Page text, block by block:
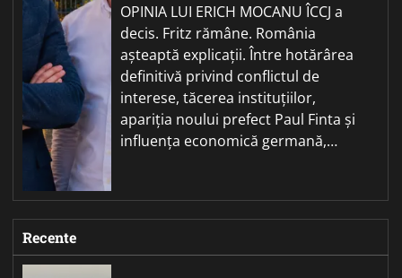
OPINIA LUI ERICH MOCANU ÎCCJ a
decis. Fritz rămâne. România
așteaptă explicații. Între hotărârea
definitivă privind conflictul de
interese, tăcerea instituțiilor,
apariția noului prefect Paul Finta și
influența economică germană,…
Recente